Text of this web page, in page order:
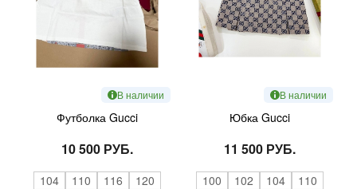
В наличии
Футболка Gucci
10 500 РУБ.
104 110 116
120
В наличии
Юбка Gucci
11 500 РУБ.
100 102 104
110